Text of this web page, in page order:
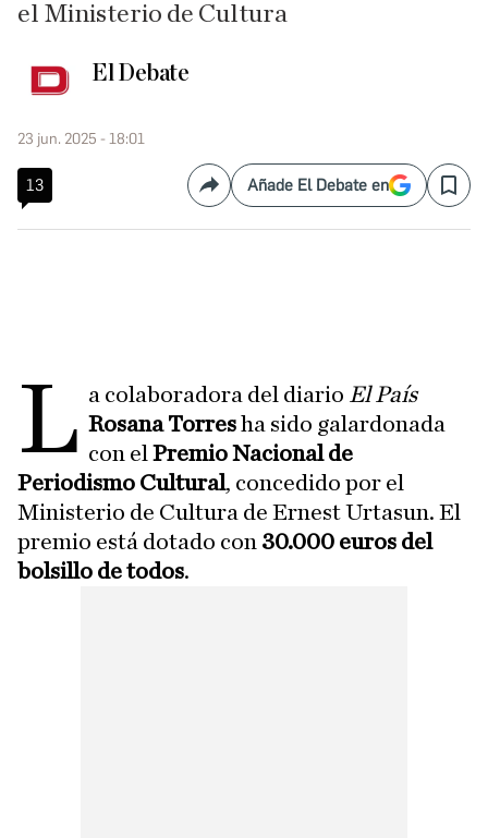
el Ministerio de Cultura
El Debate
23 jun. 2025 - 18:01
13 CompartirAñade El Debate en Save
L a colaboradora del diario El País
Rosana Torresha sido galardonada
con elPremio Nacional de
Periodismo Cultural, concedido por el
Ministerio de Cultura de Ernest Urtasun. El
premio está dotado con 30.000 euros del
bolsillo de todos.